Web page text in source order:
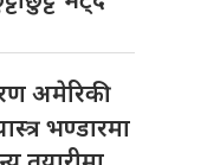
अमेरिकी
भण्डारमा